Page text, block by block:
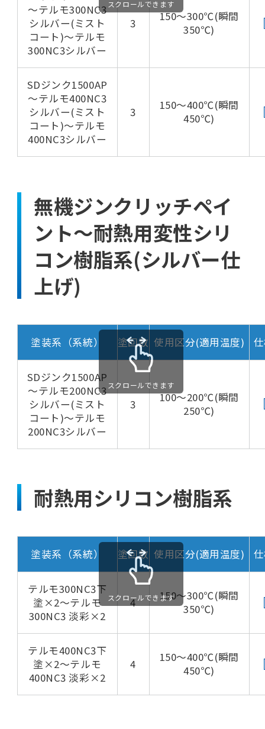
～テルモ300NC3
シルバー(ミスト
コート)～テルモ
300NC3シルバー
3
150～300℃(瞬間
350℃)
SDジンク1500AP
～テルモ400NC3
シルバー(ミスト
コート)～テルモ
400NC3シルバー
3
150～400℃(瞬間
450℃)
スクロールできます
無機ジンクリッチペイ
ント～耐熱用変性シリ
コン樹脂系(シルバー仕
上げ)
塗装系（系統） 塗回数 使用区分(適用温度)
SDジンク1500AP
～テルモ200NC3
シルバー(ミスト
コート)～テルモ
200NC3シルバー
3
100～200℃(瞬間
250℃)
スクロールできます
耐熱用シリコン樹脂系
塗装系（系統） 塗回数 使用区分(適用温度)
テルモ300NC3下
塗×2～テルモ
300NC3 淡彩×2
4
150～300℃(瞬間
350℃)
テルモ400NC3下
塗×2～テルモ
400NC3 淡彩×2
4
150～400℃(瞬間
450℃)
スクロールできます